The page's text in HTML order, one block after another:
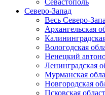
Севастополь
Северо-Запад
Весь Северо-
Архангельская
Вологодская
Ненецкий
Ленинградская
Мурманская
Новгородская
Псковская